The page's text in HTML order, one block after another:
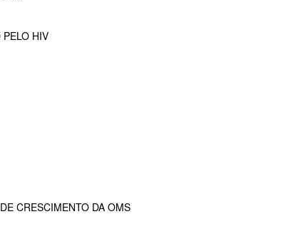
HIV
CRESCIMENTO DA OMS